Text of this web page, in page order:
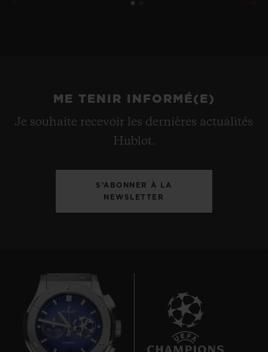
ME TENIR INFORMÉ(E)
Je souhaite recevoir les dernières actualités
Hublot.
S’ABONNER À LA
NEWSLETTER